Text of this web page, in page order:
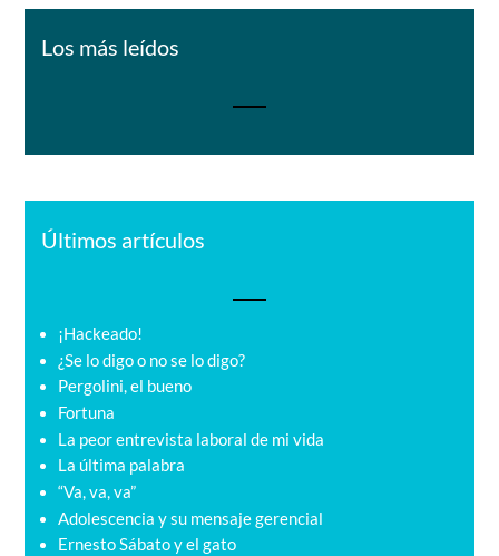
Los más leídos
Últimos artículos
¡Hackeado!
¿Se lo digo o no se lo digo?
Pergolini, el bueno
Fortuna
La peor entrevista laboral de mi vida
La última palabra
“Va, va, va”
Adolescencia y su mensaje gerencial
Ernesto Sábato y el gato